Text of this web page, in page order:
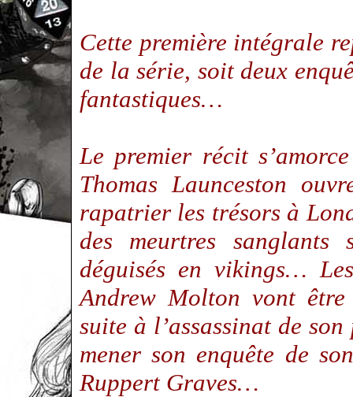
Cette première intégrale
de la série, soit deux
fantastiques…
Le premier récit
Thomas Launceston
rapatrier les trésors à
des meurtres sanglants
déguisés en vikings…
Andrew Molton vont être
suite à l’assassinat de
mener son enquête de
Ruppert Graves…